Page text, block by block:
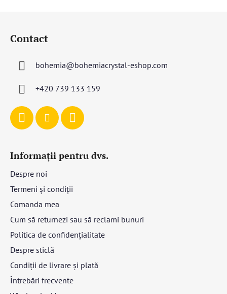
Contact
bohemia@bohemiacrystal-eshop.com
+420 739 133 159
Informații pentru dvs.
Despre noi
Termeni și condiții
Comanda mea
Cum să returnezi sau să reclami bunuri
Politica de confidențialitate
Despre sticlă
Condiții de livrare și plată
Întrebări frecvente